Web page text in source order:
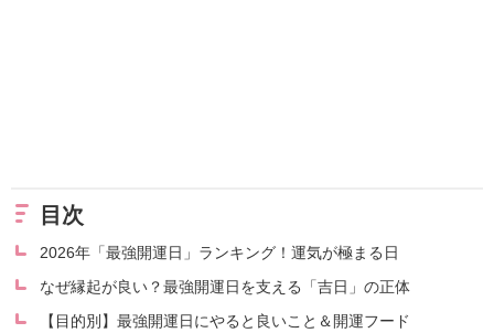
目次
2026年「最強開運日」ランキング！運気が極まる日
なぜ縁起が良い？最強開運日を支える「吉日」の正体
【目的別】最強開運日にやると良いこと＆開運フード